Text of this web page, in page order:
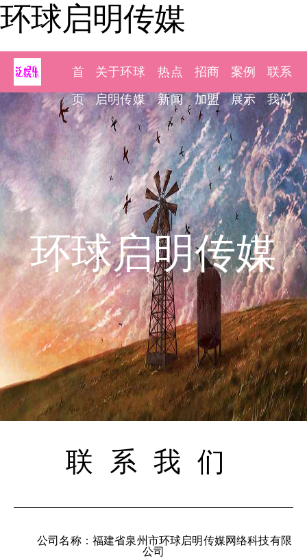
环球启明传媒
首
页
关于环球
启明传媒
热点
新闻
招商
加盟
案例
展示
联系
我们
环球启明传媒
联系我们
公司名称：福建省泉州市环球启明传媒网络科技有限
公司